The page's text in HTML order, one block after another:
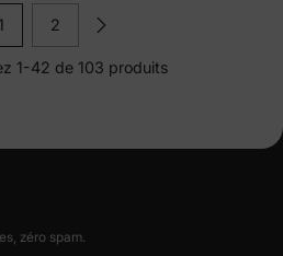
2
1-42 de 103 produits
zéro spam.